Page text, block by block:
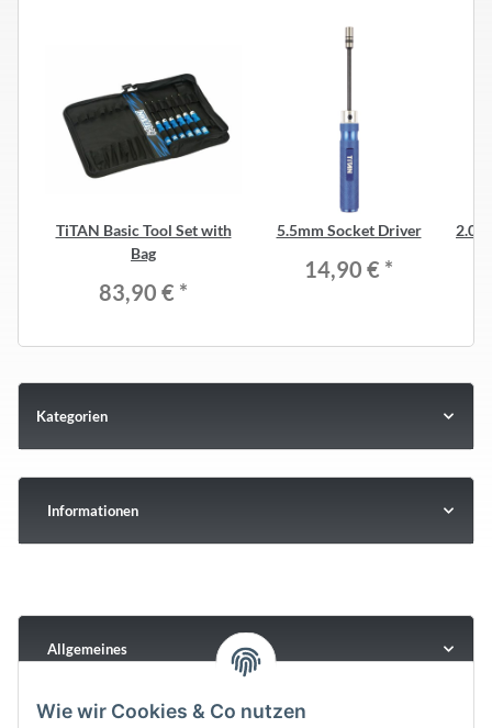
TiTAN Basic Tool Set with
Bag
83,90 € *
5.5mm Socket Driver
14,90 € *
Kategorien
Informationen
Allgemeines
Wie wir Cookies & Co nutzen